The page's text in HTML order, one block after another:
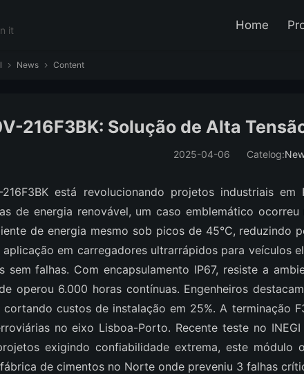
it
Home
 News  Content
216F3BK: Solução de Alta
2025-04-06 Catelog:
216F3BK está revolucionando projetos industriais
de energia renovável, um caso emblemático
de energia mesmo sob picos de 45°C, reduzindo
em carregadores ultrarrápidos para veículos
falhas. Com encapsulamento IP67, resiste a
operou 6.000 horas contínuas. Engenheiros
custos de instalação em 25%. A terminação
no eixo Lisboa-Porto. Recente teste no
exigindo confiabilidade extrema, este
de cimentos no Norte onde preveniu 3 falhas